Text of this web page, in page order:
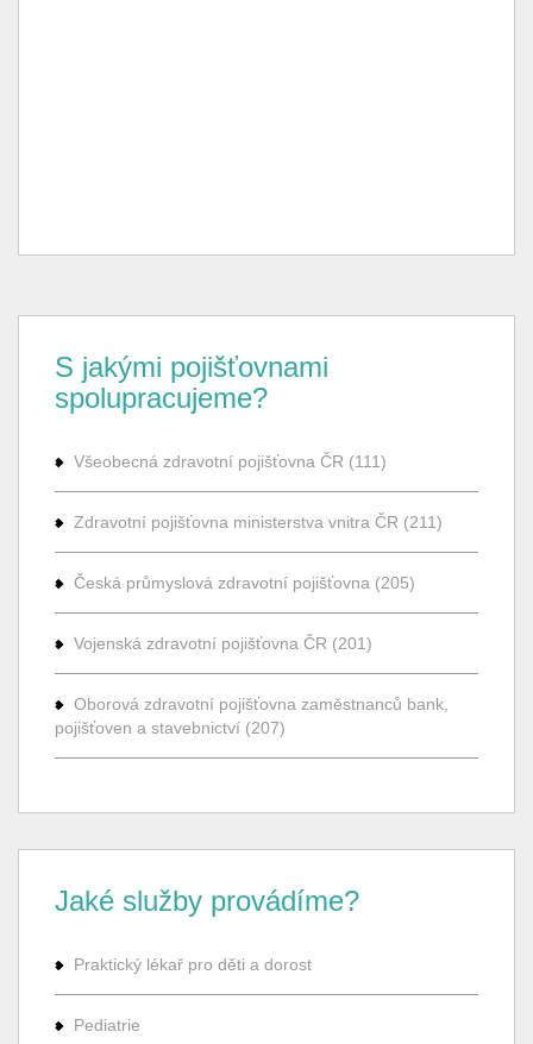
S jakými pojišťovnami
spolupracujeme?
Všeobecná zdravotní pojišťovna ČR (111)
Zdravotní pojišťovna ministerstva vnitra ČR (211)
Česká průmyslová zdravotní pojišťovna (205)
Vojenská zdravotní pojišťovna ČR (201)
Oborová zdravotní pojišťovna zaměstnanců bank,
pojišťoven a stavebnictví (207)
Jaké služby provádíme?
Praktický lékař pro děti a dorost
Pediatrie